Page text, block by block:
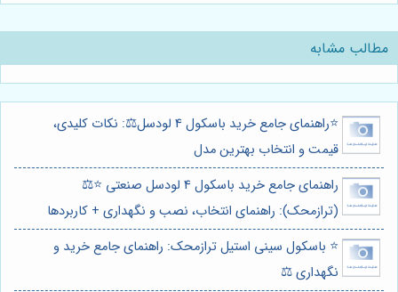
مطالب مشابه
⭐️راهنمای جامع خرید باسکول 4 لودسل⚖️: نکات کلیدی،
قیمت و انتخاب بهترین مدل
راهنمای جامع خرید باسکول 4 لودسل صنعتی ⭐️⚖️
(ترازمحک): راهنمای انتخاب، نصب و نگهداری + کاربردها
⭐️ باسکول سینی استیل ترازمحک: راهنمای جامع خرید و
نگهداری ⚖️